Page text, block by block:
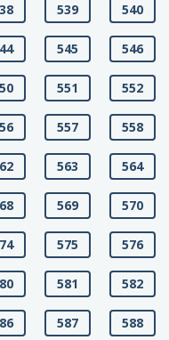
539 540
545 546
551 552
557 558
563 564
569 570
575 576
581 582
587 588